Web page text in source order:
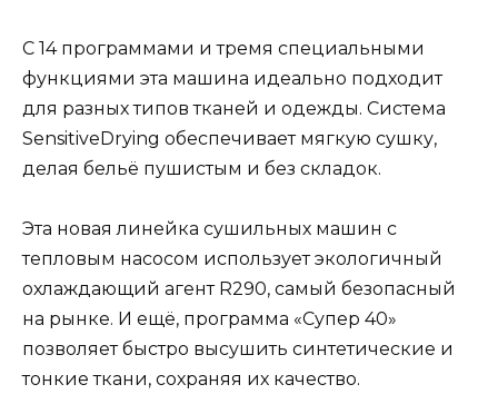
С 14 программами и тремя специальными
функциями эта машина идеально подходит
для разных типов тканей и одежды. Система
SensitiveDrying обеспечивает мягкую сушку,
делая бельё пушистым и без складок.
Эта новая линейка сушильных машин с
тепловым насосом использует экологичный
охлаждающий агент R290, самый безопасный
на рынке. И ещё, программа «Супер 40»
позволяет быстро высушить синтетические и
тонкие ткани, сохраняя их качество.